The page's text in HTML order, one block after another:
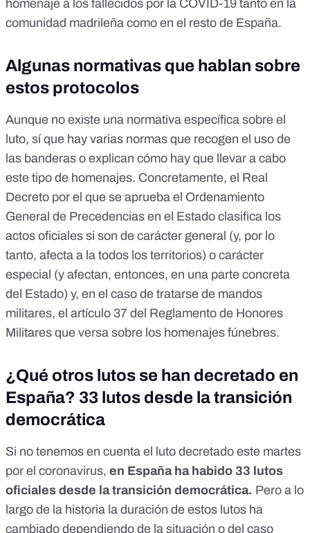
homenaje a los fallecidos por la COVID-19 tanto en la
comunidad madrileña como en el resto de España.
Algunas normativas que hablan sobre
estos protocolos
Aunque no existe una normativa específica sobre el
luto, sí que hay varias normas que recogen el uso de
las banderas o explican cómo hay que llevar a cabo
este tipo de homenajes. Concretamente, el Real
Decreto por el que se aprueba el Ordenamiento
General de Precedencias en el Estado clasifica los
actos oficiales si son de carácter general (y, por lo
tanto, afecta a la todos los territorios) o carácter
especial (y afectan, entonces, en una parte concreta
del Estado) y, en el caso de tratarse de mandos
militares, el artículo 37 del Reglamento de Honores
Militares que versa sobre los homenajes fúnebres.
¿Qué otros lutos se han decretado en
España? 33 lutos desde la transición
democrática
Si no tenemos en cuenta el luto decretado este martes
por el coronavirus, en España ha habido 33 lutos
oficiales desde la transición democrática. Pero a lo
largo de la historia la duración de estos lutos ha
cambiado dependiendo de la situación o del caso